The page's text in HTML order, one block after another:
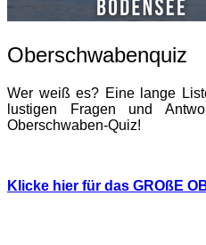
Oberschwabenquiz
Wer weiß es? Eine lange
lustigen Fragen und
Oberschwaben-Quiz!
Klicke hier für das GROßE